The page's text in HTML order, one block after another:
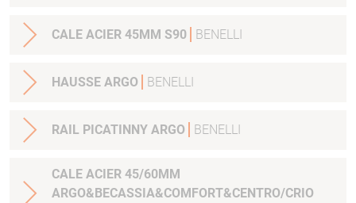
CALE ACIER 45MM S90 BENELLI
HAUSSE ARGO BENELLI
RAIL PICATINNY ARGO BENELLI
CALE ACIER 45/60MM
ARGO&BECASSIA&COMFORT&CENTRO/CRIO